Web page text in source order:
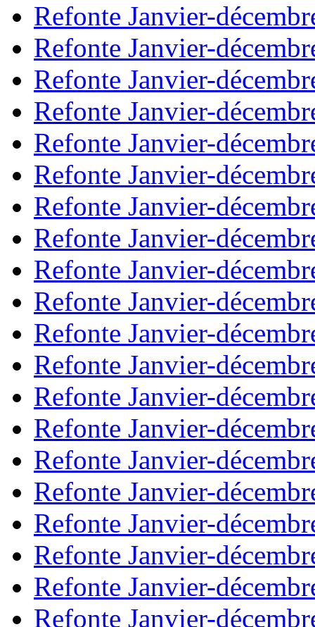
Refonte Janvier-
Refonte Janvier-
Refonte Janvier-
Refonte Janvier-
Refonte Janvier-
Refonte Janvier-
Refonte Janvier-
Refonte Janvier-
Refonte Janvier-
Refonte Janvier-
Refonte Janvier-
Refonte Janvier-
Refonte Janvier-
Refonte Janvier-
Refonte Janvier-
Refonte Janvier-
Refonte Janvier-
Refonte Janvier-
Refonte Janvier-
Refonte Janvier-